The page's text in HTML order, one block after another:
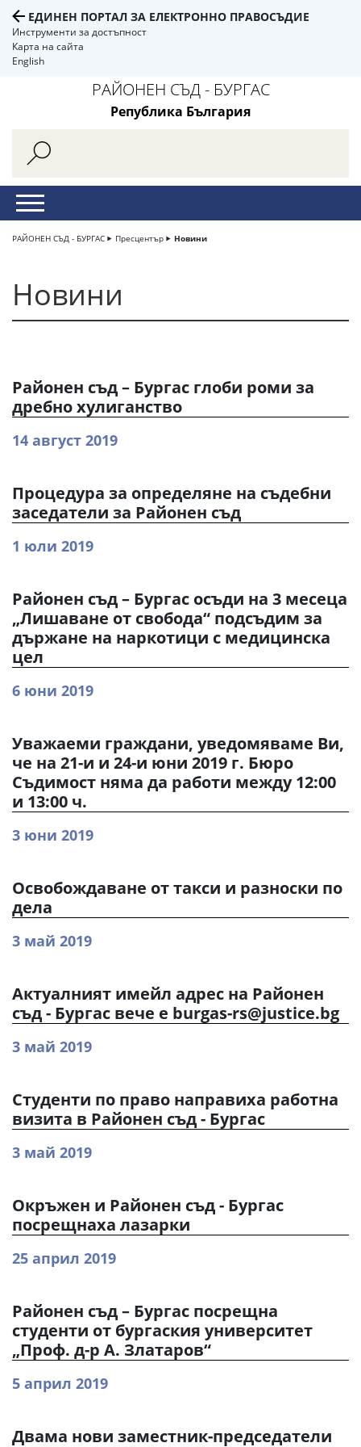
ЕДИНЕН ПОРТАЛ ЗА ЕЛЕКТРОННО ПРАВОСЪДИЕ
Инструменти за достъпност
Карта на сайта
English
РАЙОНЕН СЪД - БУРГАС
Република България
РАЙОНЕН СЪД - БУРГАС Пресцентър Новини
Новини
Районен съд – Бургас глоби роми за
дребно хулиганство
14 август 2019
Процедура за определяне на съдебни
заседатели за Районен съд
1 юли 2019
Районен съд – Бургас осъди на 3 месеца
„Лишаване от свобода“ подсъдим за
държане на наркотици с медицинска
цел
6 юни 2019
Уважаеми граждани, уведомяваме Ви,
че на 21-и и 24-и юни 2019 г. Бюро
Съдимост няма да работи между 12:00
и 13:00 ч.
3 юни 2019
Освобождаване от такси и разноски по
дела
3 май 2019
Актуалният имейл адрес на Районен
съд - Бургас вече е burgas-rs@justice.bg
3 май 2019
Студенти по право направиха работна
визита в Районен съд - Бургас
3 май 2019
Окръжен и Районен съд - Бургас
посрещнаха лазарки
25 април 2019
Районен съд – Бургас посрещна
студенти от бургаския университет
„Проф. д-р А. Златаров“
5 април 2019
Двама нови заместник-председатели